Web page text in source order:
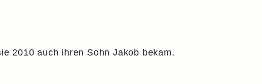
2010 auch ihren Sohn Jakob bekam.